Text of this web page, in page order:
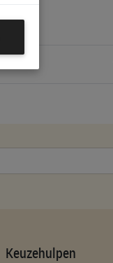
Keuzehulpen